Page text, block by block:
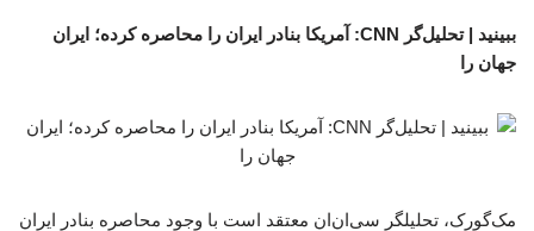
ببینید | تحلیل‌گر CNN: آمریکا بنادر ایران را محاصره کرده؛ ایران
جهان را
مک‌گورک، تحلیلگر سی‌ان‌ان معتقد است با وجود محاصره بنادر ایران